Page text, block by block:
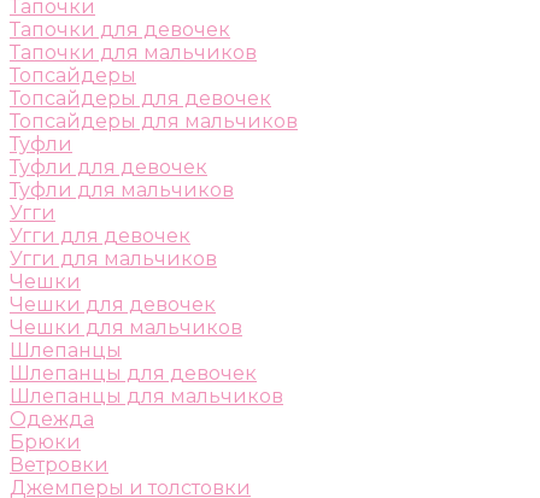
Тапочки
Тапочки для девочек
Тапочки для мальчиков
Топсайдеры
Топсайдеры для девочек
Топсайдеры для мальчиков
Туфли
Туфли для девочек
Туфли для мальчиков
Угги
Угги для девочек
Угги для мальчиков
Чешки
Чешки для девочек
Чешки для мальчиков
Шлепанцы
Шлепанцы для девочек
Шлепанцы для мальчиков
Одежда
Брюки
Ветровки
Джемперы и толстовки